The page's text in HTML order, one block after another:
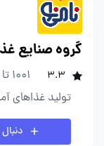
گروه صنایع
3.3
1001 تا 5000 نفر
تولید غذاهای